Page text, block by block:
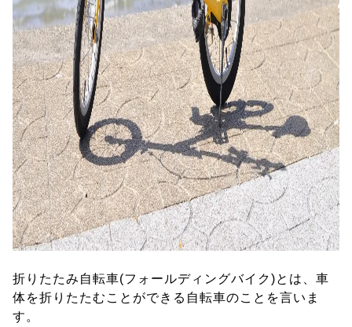
折りたたみ自転車(フォールディングバイク)とは、車
体を折りたたむことができる自転車のことを言いま
す。